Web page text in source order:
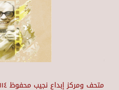
متحف ومركز إبداع نجيب محفوظ ١١٤ عاماً على ميلاد صاحب الثلاثية